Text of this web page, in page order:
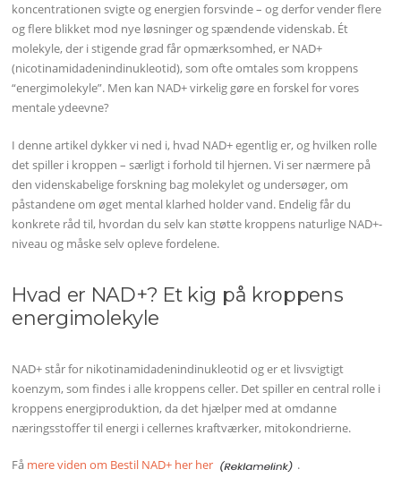
koncentrationen svigte og energien forsvinde – og derfor vender flere
og flere blikket mod nye løsninger og spændende videnskab. Ét
molekyle, der i stigende grad får opmærksomhed, er NAD+
(nicotinamidadenindinukleotid), som ofte omtales som kroppens
“energimolekyle”. Men kan NAD+ virkelig gøre en forskel for vores
mentale ydeevne?
I denne artikel dykker vi ned i, hvad NAD+ egentlig er, og hvilken rolle
det spiller i kroppen – særligt i forhold til hjernen. Vi ser nærmere på
den videnskabelige forskning bag molekylet og undersøger, om
påstandene om øget mental klarhed holder vand. Endelig får du
konkrete råd til, hvordan du selv kan støtte kroppens naturlige NAD+-
niveau og måske selv opleve fordelene.
Hvad er NAD+? Et kig på kroppens
energimolekyle
NAD+ står for nikotinamidadenindinukleotid og er et livsvigtigt
koenzym, som findes i alle kroppens celler. Det spiller en central rolle i
kroppens energiproduktion, da det hjælper med at omdanne
næringsstoffer til energi i cellernes kraftværker, mitokondrierne.
Få mere viden om Bestil NAD+ her her .